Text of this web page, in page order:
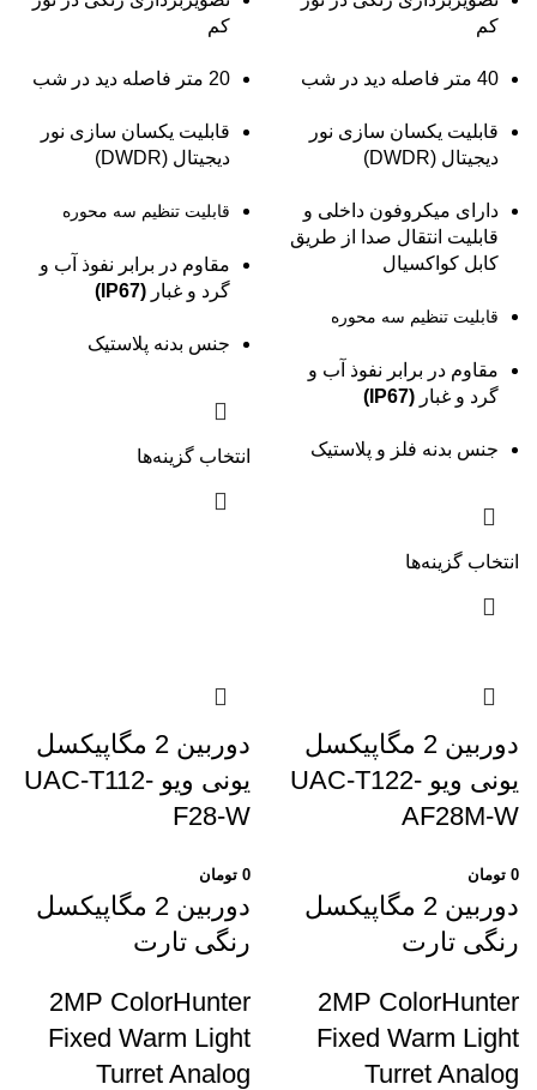
کم
40 متر فاصله دید در شب
قابلیت یکسان سازی نور
دیجیتال (DWDR)
دارای میکروفون داخلی و
قابلیت انتقال صدا از طریق
کابل کواکسیال
قابلیت تنظیم سه محوره
مقاوم در برابر نفوذ آب و
گرد و غبار (IP67)
جنس بدنه فلز و پلاستیک
انتخاب گزینه‌ها
کم
20 متر فاصله دید در شب
قابلیت یکسان سازی نور
دیجیتال (DWDR)
قابلیت تنظیم سه محوره
مقاوم در برابر نفوذ آب و
گرد و غبار (IP67)
جنس بدنه پلاستیک
انتخاب گزینه‌ها
دوربین 2 مگاپیکسل
یونی ویو UAC-T122-
AF28M-W
0 تومان
دوربین 2 مگاپیکسل
رنگی تارت
2MP ColorHunter
Fixed Warm Light
Turret Analog
دوربین 2 مگاپیکسل
یونی ویو UAC-T112-
F28-W
0 تومان
دوربین 2 مگاپیکسل
رنگی تارت
2MP ColorHunter
Fixed Warm Light
Turret Analog